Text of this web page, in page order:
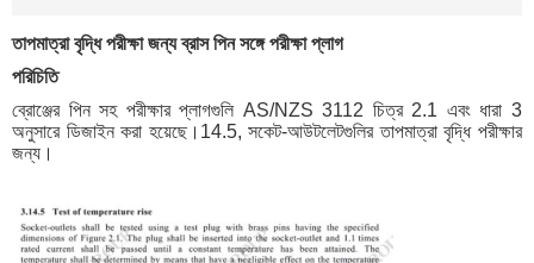
তাপমাত্রা বৃদ্ধি পরীক্ষা জন্য ব্রাস পিন সঙ্গে পরীক্ষা প্লাগ
পরিচিতি
ব্রোঞ্জের পিন সহ পরীক্ষার প্লাগগুলি AS/NZS 3112 চিত্র 2.1 এবং ধারা 3
অনুসারে ডিজাইন করা হয়েছে।14.5, সকেট-আউটলেটগুলির তাপমাত্রা বৃদ্ধি পরীক্ষার
জন্য।